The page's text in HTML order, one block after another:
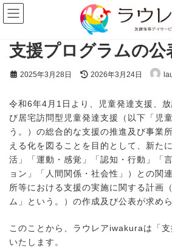
コ
ン
テ
ナ
ビ
ゲ
支援プログラムの公
2025年3月28日
最
日
時
:
2026年3月24日
令和6年4月1日より、児童発達支援、
び居宅訪問型児童発達支援（以下「児
う。）の総合的な支援の推進及び事業
える化を図ることを目的として、新た
活」「運動・感覚」「認知・行動」「
ョン」「人間関係・社会性」）との関
所等における支援の実施に関する計画
ム」という。）の作成及び公表が求め
このことから、ラウレアiwakuraは「
いたします。